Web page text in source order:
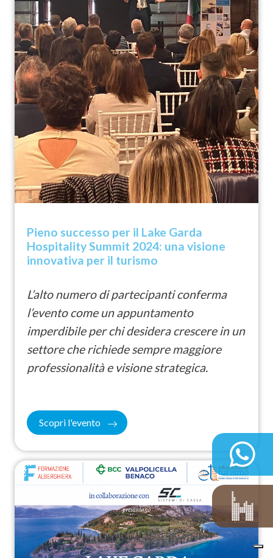
Pieno successo per il Lake Garda
Hospitality Summit 2024: una visione
innovativa per il turismo
L’alto numero di partecipanti conferma
l’evento come un appuntamento
imperdibile per chi desidera crescere in un
settore che richiede sempre maggiore
professionalità e visione strategica.
Scopri l'evento